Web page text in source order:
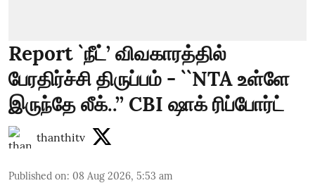
Report `நீட்’ விவகாரத்தில்
பேரதிர்ச்சி திருப்பம் - ``NTA உள்ளே
இருந்தே லீக்..’’ CBI ஷாக் ரிப்போர்ட்
thanthitv
Published on: 08 Aug 2026, 5:53 am